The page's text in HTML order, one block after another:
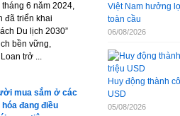
tháng 6 năm 2024,
đã triển khai
Du lịch 2030”
bền vững,
trở ...
mua sắm ở các
đang điều
Việt Nam hưởng
toàn cầu
06/08/2026
Huy động thành
USD
05/08/2026